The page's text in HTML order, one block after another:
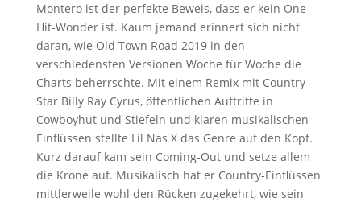
Montero ist der perfekte Beweis, dass er kein One-
Hit-Wonder ist. Kaum jemand erinnert sich nicht
daran, wie Old Town Road 2019 in den
verschiedensten Versionen Woche für Woche die
Charts beherrschte. Mit einem Remix mit Country-
Star Billy Ray Cyrus, öffentlichen Auftritte in
Cowboyhut und Stiefeln und klaren musikalischen
Einflüssen stellte Lil Nas X das Genre auf den Kopf.
Kurz darauf kam sein Coming-Out und setze allem
die Krone auf. Musikalisch hat er Country-Einflüssen
mittlerweile wohl den Rücken zugekehrt, wie sein